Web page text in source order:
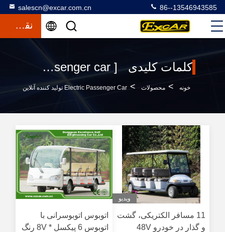
salescn@excar.com.cn 86--13546943585
نقل قول
کلمات کلیدی [ electric passenger car ] مطابقت 0 محصولات
خونه > محصولات > Electric Passenger Car تولید کننده آنلاین
ویدیو
11 مسافر الکتریکی، گشت
و گذار در خودرو 48V
اتوبوس اتوبوسرانی با
اتوبوس 6 پیکسل * 8V رنگ